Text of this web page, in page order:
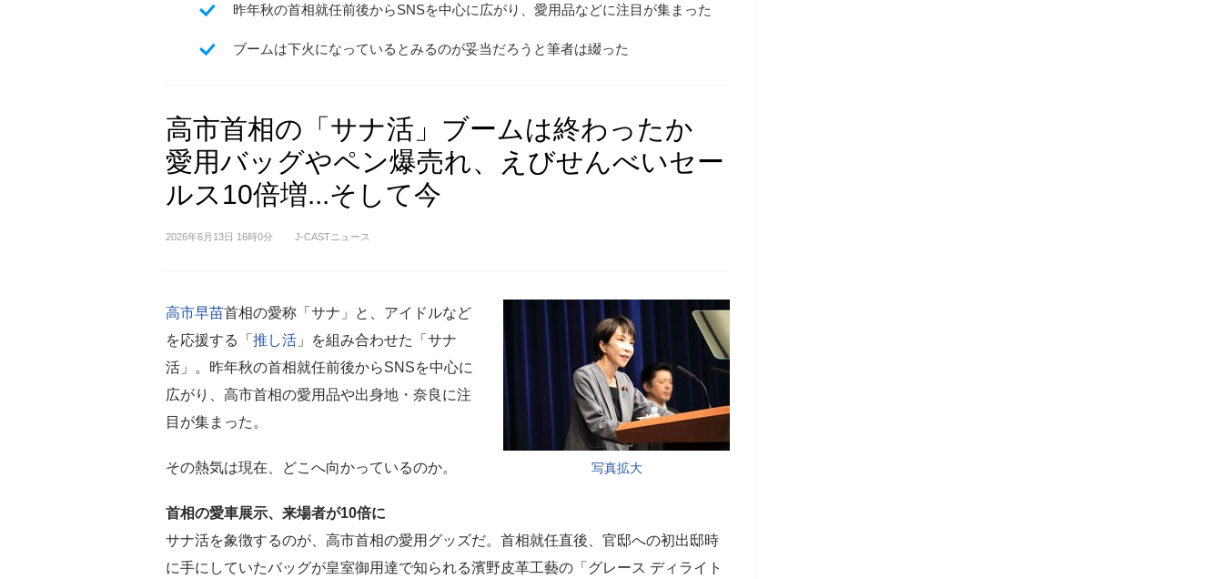
昨年秋の首相就任前後からSNSを中心に広がり、愛用品などに注目が集まった
ブームは下火になっているとみるのが妥当だろうと筆者は綴った
高市首相の「サナ活」ブームは終わったか
愛用バッグやペン爆売れ、えびせんべいセー
ルス10倍増...そして今
2026年6月13日 16時0分 J-CASTニュース
写真拡大
高市早苗首相の愛称「サナ」と、アイドルなど
を応援する「 推し活 」を組み合わせた「サナ
活」。昨年秋の首相就任前後からSNSを中心に
広がり、高市首相の愛用品や出身地・奈良に注
目が集まった。
その熱気は現在、どこへ向かっているのか。
首相の愛車展示、来場者が10倍に
サナ活を象徴するのが、高市首相の愛用グッズだ。首相就任直後、官邸への初出邸時
に手にしていたバッグが皇室御用達で知られる濱野皮革工藝の「グレース ディライト